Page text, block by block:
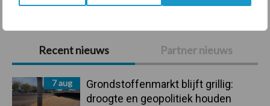
Primaire
Sidebar
Recent nieuws Partner nieuws
7 aug
Grondstoffenmarkt blijft grillig:
droogte en geopolitiek houden